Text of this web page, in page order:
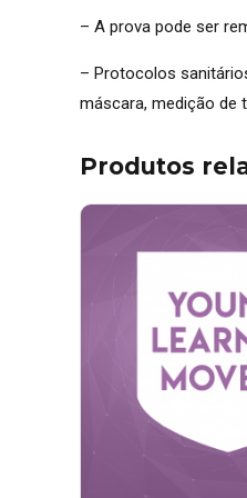
– A prova pode ser
– Protocolos
máscara, medição de
Produtos